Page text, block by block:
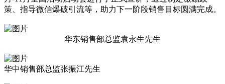
策、指导微信爆破引流等，助力下一阶段销售目标圆满完成。
华东销售部总监袁永生先生
华中销售部总监张振江先生